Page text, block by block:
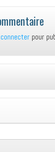
pour